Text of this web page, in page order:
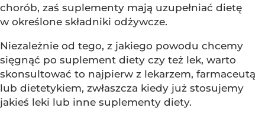
chorób, zaś suplementy mają uzupełniać dietę
w określone składniki odżywcze.
Niezależnie od tego, z jakiego powodu chcemy
sięgnąć po suplement diety czy też lek, warto
skonsultować to najpierw z lekarzem, farmaceutą
lub dietetykiem, zwłaszcza kiedy już stosujemy
jakieś leki lub inne suplementy diety.